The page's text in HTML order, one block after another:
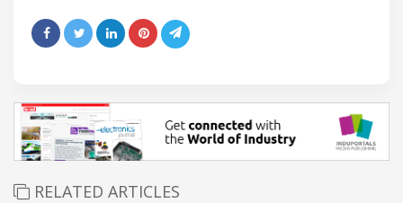
RELATED ARTICLES